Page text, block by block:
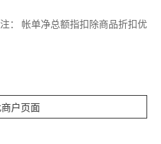
： 帐单净总额指扣除商品折扣优
户页面